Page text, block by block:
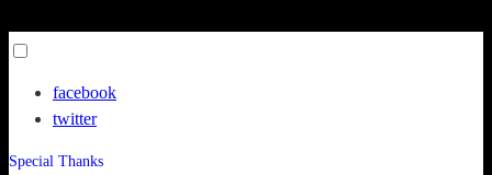
menu
visibility.
facebook
twitter
Special Thanks